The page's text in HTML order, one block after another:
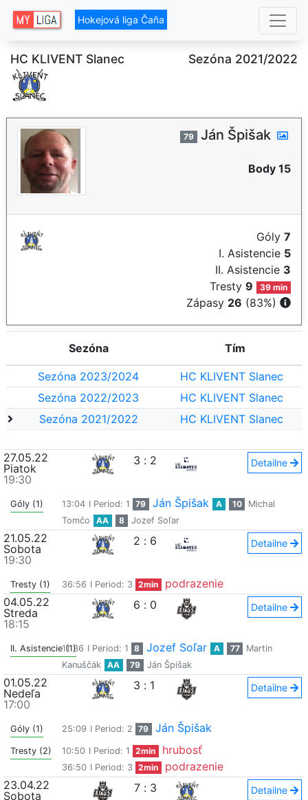
Hokejová liga Čaňa
HC KLIVENT Slanec Sezóna 2021/2022
79 Ján Špišak
Body 15
Góly 7
I. Asistencie 5
II. Asistencie 3
Tresty9 39 min
Zápasy 26 (83%)
Sezóna Tím
Sezóna 2023/2024
HC KLIVENT Slanec
Sezóna 2022/2023
HC KLIVENT Slanec
Sezóna 2021/2022
HC KLIVENT Slanec
27.05.22
Piatok
19:30
3 : 2 Detailne
Góly (1) 13:04 I Period: 1 79 Ján Špišak A 10
Michal
Tomčo
AA 8 Jozef Soľar
21.05.22
Sobota
19:30
2 : 6 Detailne
Tresty (1) 36:56 I Period: 3 2min
podrazenie
04.05.22
Streda
18:15
6 : 0 Detailne
II. Asistencie (1)
11:36 I Period: 1 8 Jozef Soľar A 77
Martin
Kanuščák
AA 79 Ján Špišak
01.05.22
Nedeľa
17:00
3 : 1 Detailne
Góly (1) 25:09 I Period: 2 79 Ján Špišak
Tresty (2) 10:50 I Period: 1 2min hrubosť
36:50 I Period: 3 2min
podrazenie
23.04.22
Sobota
7 : 3 Detailne